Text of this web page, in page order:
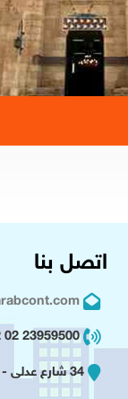
اتصل بنا
23959500 02 2+
34 شارع عدلى - القاهرة